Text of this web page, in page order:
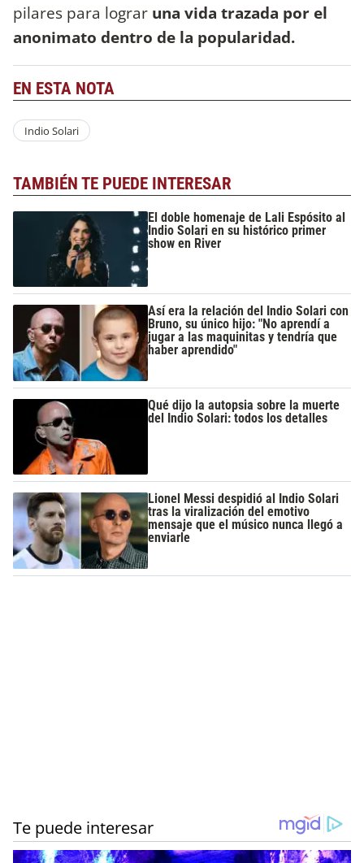
pilares para lograr una vida trazada por el
anonimato dentro de la popularidad.
EN ESTA NOTA
Indio Solari
TAMBIÉN TE PUEDE INTERESAR
El doble homenaje de Lali Espósito al
Indio Solari en su histórico primer
show en River
Así era la relación del Indio Solari con
Bruno, su único hijo: "No aprendí a
jugar a las maquinitas y tendría que
haber aprendido"
Qué dijo la autopsia sobre la muerte
del Indio Solari: todos los detalles
Lionel Messi despidió al Indio Solari
tras la viralización del emotivo
mensaje que el músico nunca llegó a
enviarle